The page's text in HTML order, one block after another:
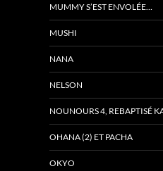
MUMMY S’EST ENVOLÉE…
MUSHI
NANA
NELSON
NOUNOURS 4, REBAPTISÉ
OHANA (2) ET PACHA
OKYO